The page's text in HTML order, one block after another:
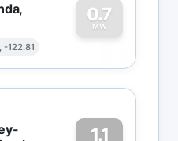
-122.81
0.7
MW
0
1.1